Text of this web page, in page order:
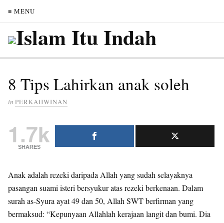
≡ MENU
8 Tips Lahirkan anak soleh
in PERKAHWINAN
1.7k
SHARES
Anak adalah rezeki daripada Allah yang sudah selayaknya
pasangan suami isteri bersyukur atas rezeki berkenaan. Dalam
surah as-Syura ayat 49 dan 50, Allah SWT berfirman yang
bermaksud: “Kepunyaan Allahlah kerajaan langit dan bumi. Dia